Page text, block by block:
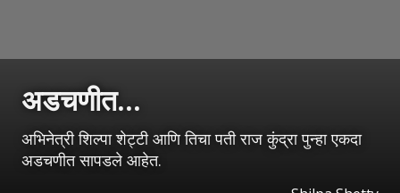
अडचणीत...
अभिनेत्री शिल्पा शेट्टी आणि तिचा पती राज कुंद्रा पुन्हा एकदा
अडचणीत सापडले आहेत.